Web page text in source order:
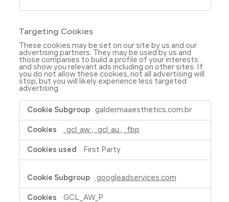
Targeting Cookies
These cookies may be set on our site by us and our
advertising partners. They may be used by us and
those companies to build a profile of your interests
and show you relevant ads including on other sites. If
you do not allow these cookies, not all advertising will
stop, but you will likely experience less targeted
advertising.
Targeting
Cookies
galdermaaesthetics.com.br
_gcl_aw , _gcl_au , _fbp
First Party
googleadservices.com
GCL_AW_P